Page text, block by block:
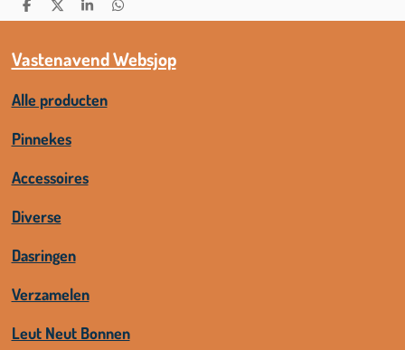
D
e
n
D
e
S
h
e
D
e
n
Vastenavend Websjop
Alle producten
Pinnekes
Accessoires
Diverse
Dasringen
Verzamelen
Leut Neut Bonnen